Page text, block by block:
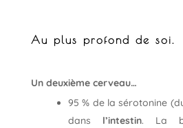
Au plus profond de soi.
Un deuxième cerveau…
95 % de la sérotonine
dans l’intestin. La